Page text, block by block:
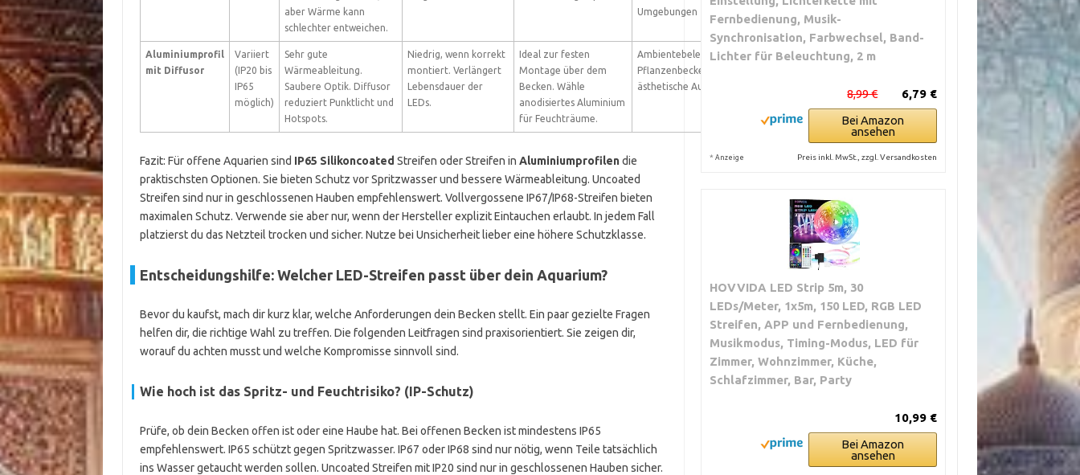
aber Wärme kann
schlechter entweichen.
Umgebungen
Aluminiumprofil
mit Diffusor
Variiert
(IP20 bis
IP65
möglich)
Sehr gute
Wärmeableitung.
Saubere Optik. Diffusor
reduziert Punktlicht und
Hotspots.
Niedrig, wenn korrekt
montiert. Verlängert
Lebensdauer der
LEDs.
Ideal zur festen
Montage über dem
Becken. Wähle
anodisiertes Aluminium
für Feuchträume.
Ambientebeleuchtung,
Pflanzenbecken,
ästhetische Aufbauten
Fazit: Für offene Aquarien sind IP65 Silikoncoated Streifen oder Streifen in Aluminiumprofilendie
praktischsten Optionen. Sie bieten Schutz vor Spritzwasser und bessere Wärmeableitung. Uncoated
Streifen sind nur in geschlossenen Hauben empfehlenswert. Vollvergossene IP67/IP68-Streifen bieten
maximalen Schutz. Verwende sie aber nur, wenn der Hersteller explizit Eintauchen erlaubt. In jedem Fall
platzierst du das Netzteil trocken und sicher. Nutze bei Unsicherheit lieber eine höhere Schutzklasse.
Entscheidungshilfe: Welcher LED-Streifen passt über dein Aquarium?
Bevor du kaufst, mach dir kurz klar, welche Anforderungen dein Becken stellt. Ein paar gezielte Fragen
helfen dir, die richtige Wahl zu treffen. Die folgenden Leitfragen sind praxisorientiert. Sie zeigen dir,
worauf du achten musst und welche Kompromisse sinnvoll sind.
Wie hoch ist das Spritz- und Feuchtrisiko? (IP-Schutz)
Prüfe, ob dein Becken offen ist oder eine Haube hat. Bei offenen Becken ist mindestens IP65
empfehlenswert. IP65 schützt gegen Spritzwasser. IP67 oder IP68 sind nur nötig, wenn Teile tatsächlich
ins Wasser getaucht werden sollen. Uncoated Streifen mit IP20 sind nur in geschlossenen Hauben sicher.
Fernbedienung, Musik-
Synchronisation, Farbwechsel, Band-
Lichter für Beleuchtung, 2 m
6,79 €
8,99 €
Bei Amazon
ansehen
* Anzeige Preis inkl. MwSt., zzgl. Versandkosten
HOVVIDA LED Strip 5m, 30
LEDs/Meter, 1x5m, 150 LED, RGB LED
Streifen, APP und Fernbedienung,
Musikmodus, Timing-Modus, LED für
Zimmer, Wohnzimmer, Küche,
Schlafzimmer, Bar, Party
10,99 €
Bei Amazon
ansehen